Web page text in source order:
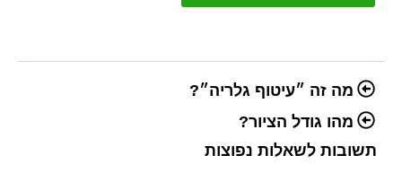
מה זה ״עיטוף גלריה״?
מהו גודל הציור?
תשובות לשאלות נפוצות